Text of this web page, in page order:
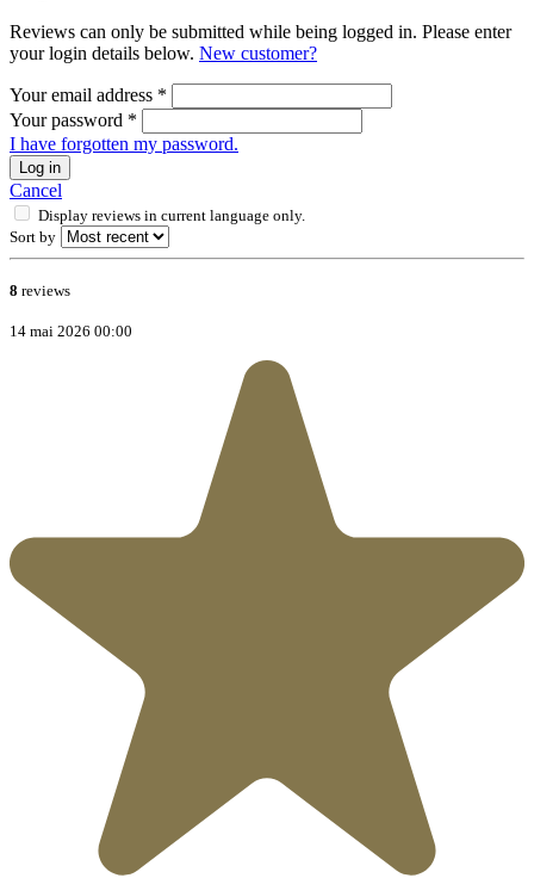
Reviews can only be submitted while being logged in. Please enter
your login details below. New customer?
Your email address *
Your password *
I have forgotten my password.
Log in
Cancel
Display reviews in current language only.
Sort by
8 reviews
14 mai 2026 00:00